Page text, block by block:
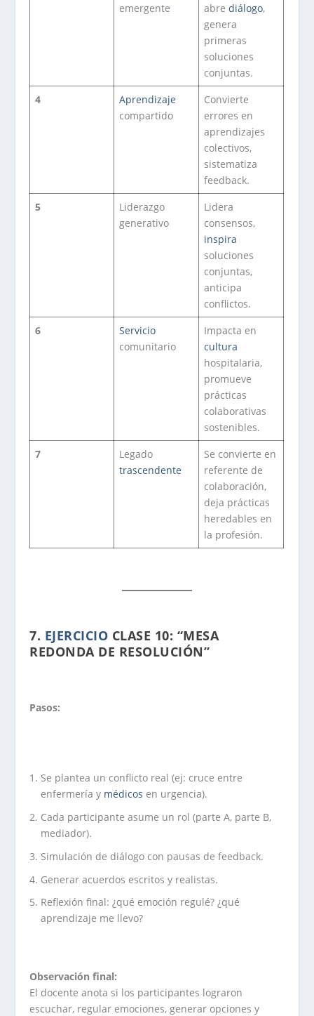
emergente
abrediálogo,
genera
primeras
soluciones
conjuntas.
4
Aprendizaje
compartido
Convierte
errores en
aprendizajes
colectivos,
sistematiza
feedback.
5
Liderazgo
generativo
Lidera
consensos,
inspira
soluciones
conjuntas,
anticipa
conflictos.
6
Servicio
comunitario
Impacta en
cultura
hospitalaria,
promueve
prácticas
colaborativas
sostenibles.
7
Legado
trascendente
Se convierte en
referente de
colaboración,
deja prácticas
heredables en
la profesión.
7. EJERCICIO CLASE 10: “MESA
REDONDA DE RESOLUCIÓN”
Pasos:
Se plantea un conflicto real (ej: cruce entre
enfermería y médicos en urgencia).
Cada participante asume un rol (parte A, parte B,
mediador).
Simulación de diálogo con pausas de feedback.
Generar acuerdos escritos y realistas.
Reflexión final: ¿qué emoción regulé? ¿qué
aprendizaje me llevo?
Observación final:
El docente anota si los participantes lograron
escuchar, regular emociones, generar opciones y